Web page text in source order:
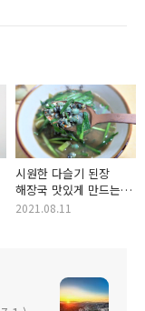
시원한 다슬기 된장
해장국 맛있게 만드는
방법 "다슬기 효능,
2021.08.11